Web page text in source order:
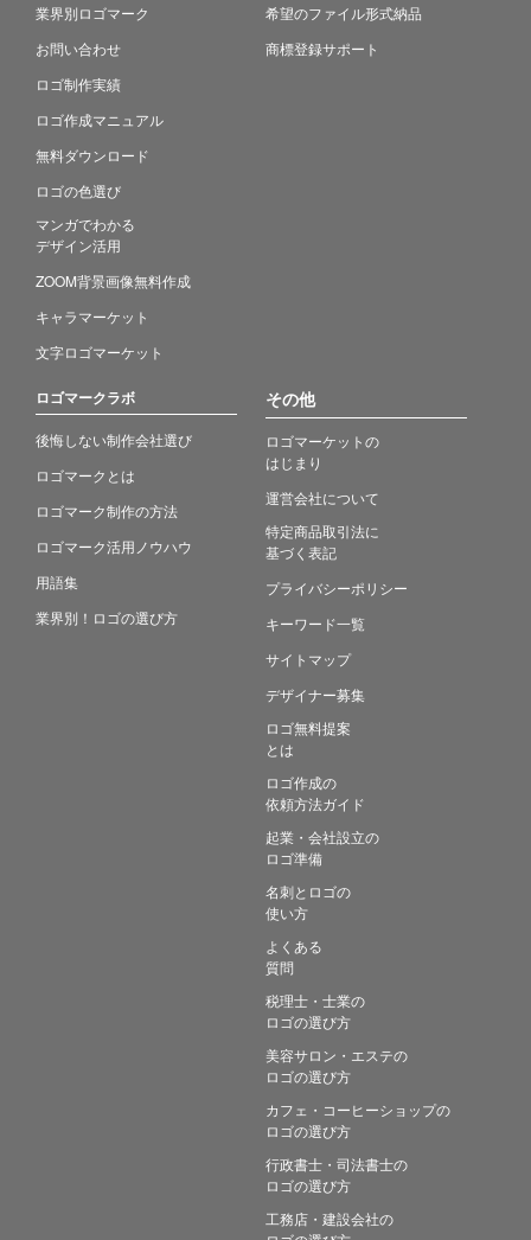
業界別ロゴマーク
お問い合わせ
ロゴ制作実績
ロゴ作成マニュアル
無料ダウンロード
ロゴの色選び
マンガでわかる
デザイン活用
ZOOM背景画像無料作成
キャラマーケット
文字ロゴマーケット
希望のファイル形式納品
商標登録サポート
ロゴマークラボ
後悔しない制作会社選び
ロゴマークとは
ロゴマーク制作の方法
ロゴマーク活用ノウハウ
用語集
業界別！ロゴの選び方
その他
ロゴマーケットの
はじまり
運営会社について
特定商品取引法に
基づく表記
プライバシーポリシー
キーワード一覧
サイトマップ
デザイナー募集
ロゴ無料提案
とは
ロゴ作成の
依頼方法ガイド
起業・会社設立の
ロゴ準備
名刺とロゴの
使い方
よくある
質問
税理士・士業の
ロゴの選び方
美容サロン・エステの
ロゴの選び方
カフェ・コーヒーショップの
ロゴの選び方
行政書士・司法書士の
ロゴの選び方
工務店・建設会社の